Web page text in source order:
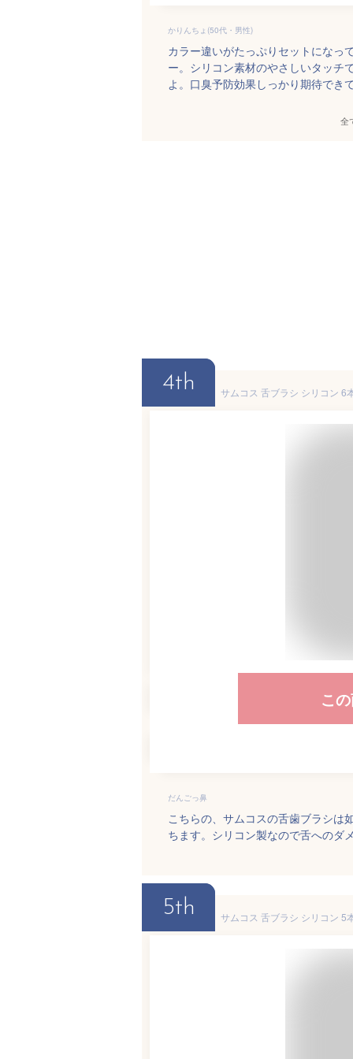
かりんちょ(50代・男性)
カラー違いがたっぷりセットになっ
ー。シリコン素材のやさしいタッチ
よ。口臭予防効果しっかり期待でき
全
4th
こ
だんごっ鼻
こちらの、サムコスの舌歯ブラシは
ちます。シリコン製なので舌へのダ
5th